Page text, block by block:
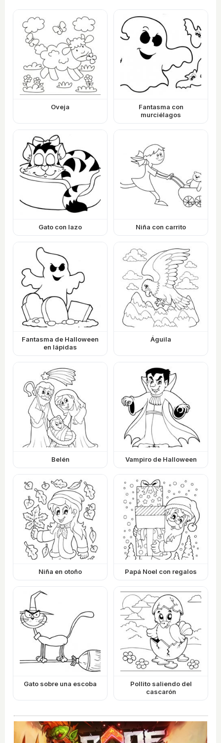
Oveja
Fantasma con
murciélagos
Gato con lazo Niña con carrito
Fantasma de Halloween
en lápidas
Águila
Belén Vampiro de Halloween
Niña en otoño Papá Noel con regalos
Gato sobre una escoba
Pollito saliendo del
cascarón